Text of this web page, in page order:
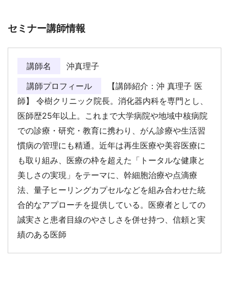
セミナー講師情報
講師名
沖真理子
講師プロフィール
【講師紹介：沖 真理子 医
師】 令樹クリニック院長。消化器内科を専門とし、
医師歴25年以上。これまで大学病院や地域中核病院
での診療・研究・教育に携わり、がん診療や生活習
慣病の管理にも精通。近年は再生医療や美容医療に
も取り組み、医療の枠を超えた「トータルな健康と
美しさの実現」をテーマに、幹細胞治療や点滴療
法、量子ヒーリングカプセルなどを組み合わせた統
合的なアプローチを提供している。医療者としての
誠実さと患者目線のやさしさを併せ持つ、信頼と実
績のある医師